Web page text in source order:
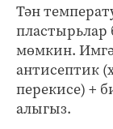
Тән
пластырьлар
мөмкин.
антисептик
перекисе) +
алыгыз.